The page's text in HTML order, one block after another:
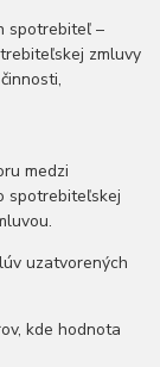
spotrebiteľ –
zmluvy
medzi
spotrebiteľskej
uzatvorených
kde hodnota